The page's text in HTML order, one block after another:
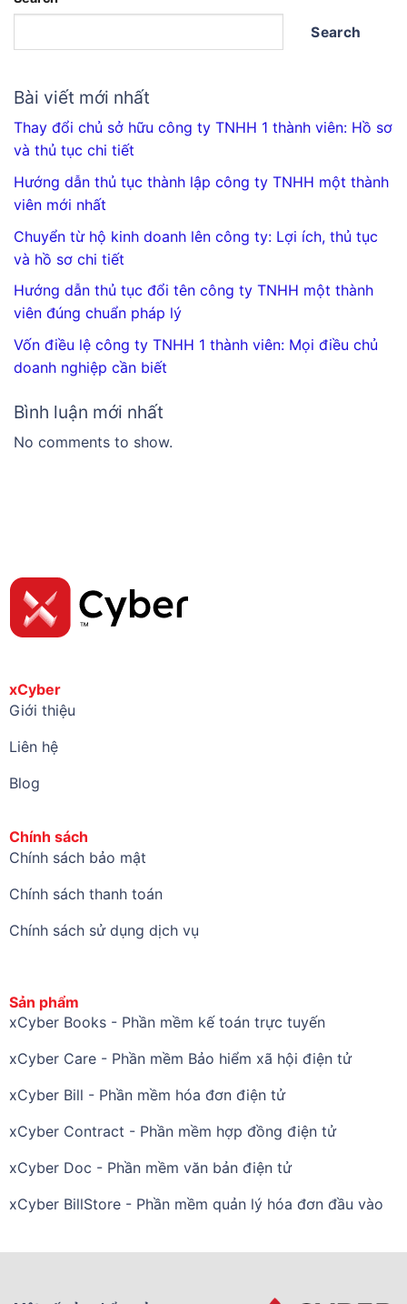
Search
Bài viết mới nhất
Thay đổi chủ sở hữu công ty TNHH 1 thành viên: Hồ sơ
và thủ tục chi tiết
Hướng dẫn thủ tục thành lập công ty TNHH một thành
viên mới nhất
Chuyển từ hộ kinh doanh lên công ty: Lợi ích, thủ tục
và hồ sơ chi tiết
Hướng dẫn thủ tục đổi tên công ty TNHH một thành
viên đúng chuẩn pháp lý
Vốn điều lệ công ty TNHH 1 thành viên: Mọi điều chủ
doanh nghiệp cần biết
Bình luận mới nhất
No comments to show.
xCyber
Giới thiệu
Liên hệ
Blog
Chính sách
Chính sách bảo mật
Chính sách thanh toán
Chính sách sử dụng dịch vụ
Sản phẩm
xCyber Books - Phần mềm kế toán trực tuyến
xCyber Care - Phần mềm Bảo hiểm xã hội điện tử
xCyber Bill - Phần mềm hóa đơn điện tử
xCyber Contract - Phần mềm hợp đồng điện tử
xCyber Doc - Phần mềm văn bản điện tử
xCyber BillStore - Phần mềm quản lý hóa đơn đầu vào